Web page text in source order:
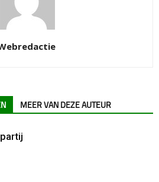
MEER VAN DEZE AUTEUR